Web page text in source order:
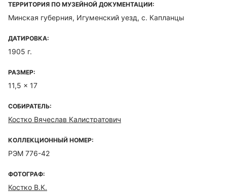
ТЕРРИТОРИЯ ПО МУЗЕЙНОЙ ДОКУМЕНТАЦИИ:
Минская губерния, Игуменский уезд, с. Капланцы
ДАТИРОВКА:
1905 г.
РАЗМЕР:
11,5 x 17
СОБИРАТЕЛЬ:
Костко Вячеслав Калистратович
КОЛЛЕКЦИОННЫЙ НОМЕР:
РЭМ 776-42
ФОТОГРАФ:
Костко В.К.